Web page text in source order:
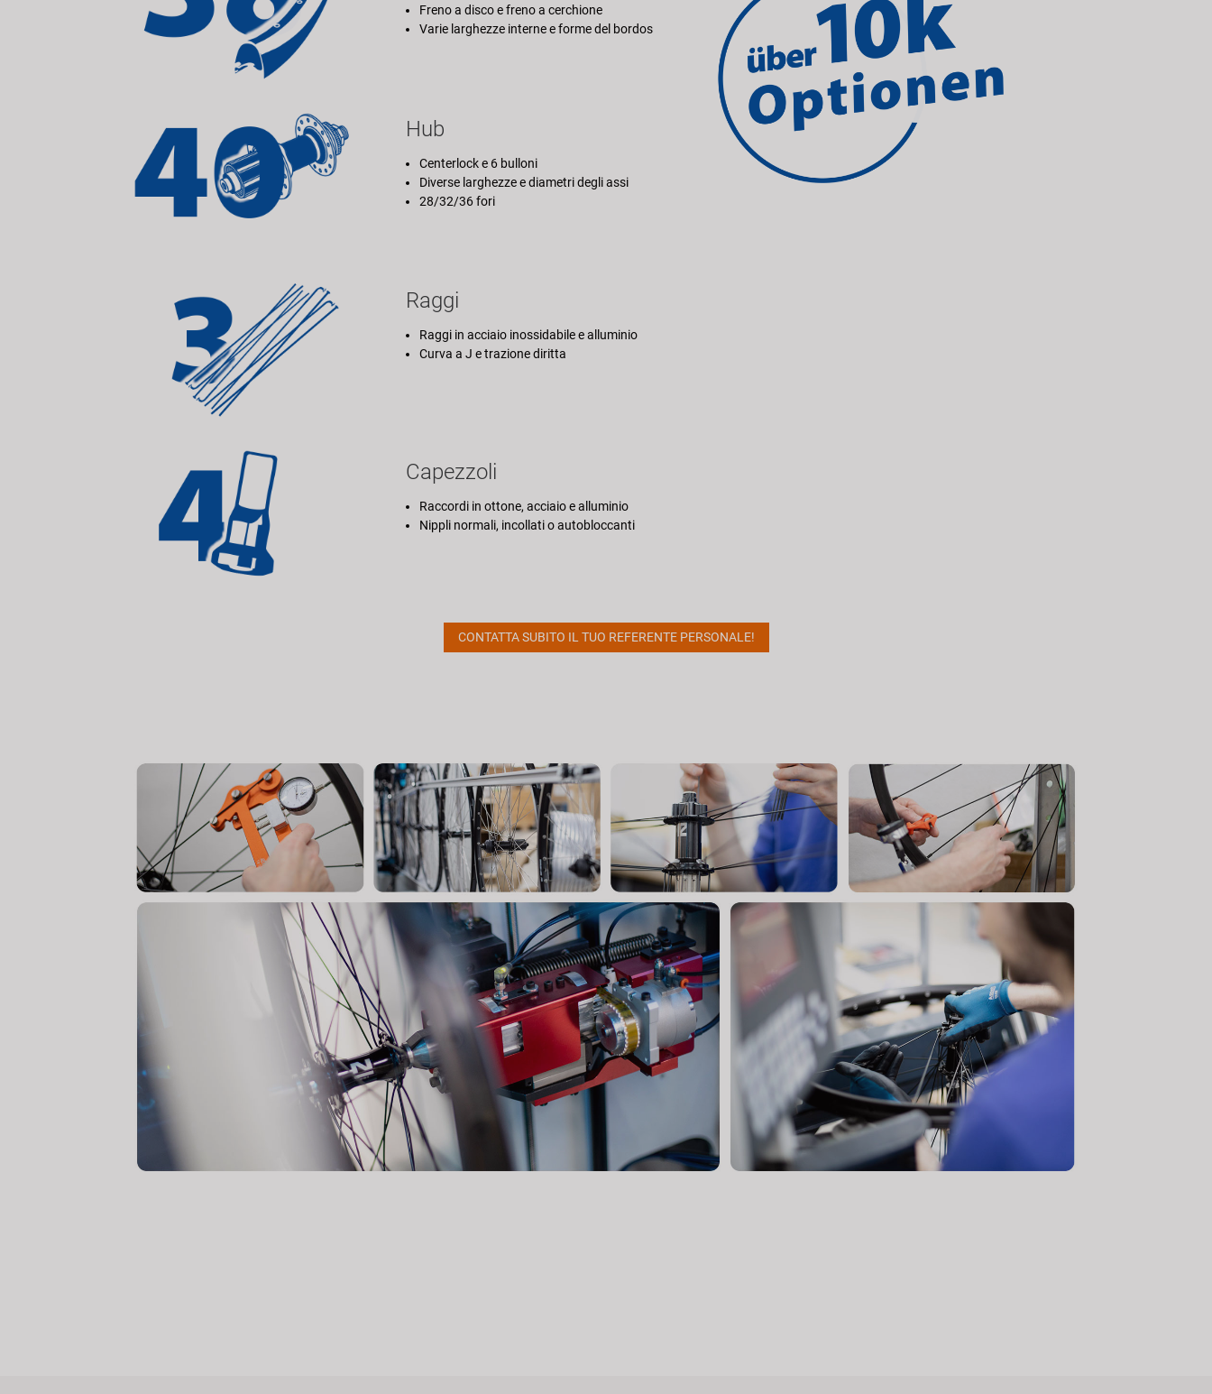
Freno a disco e freno a cerchione
Varie larghezze interne e forme del bordos
Hub
Centerlock e 6 bulloni
Diverse larghezze e diametri degli assi
28/32/36 fori
Raggi
Raggi in acciaio inossidabile e alluminio
Curva a J e trazione diritta
Capezzoli
Raccordi in ottone, acciaio e alluminio
Nippli normali, incollati o autobloccanti
CONTATTA SUBITO IL TUO REFERENTE PERSONALE!